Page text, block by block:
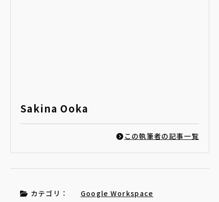
Sakina Ooka
この執筆者の記事一覧
カテゴリ： Google Workspace